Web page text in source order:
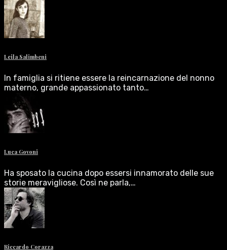
Leila Salimbeni
In famiglia si ritiene essere la reincarnazione del nonno
materno, grande appassionato tanto…
Luca Govoni
Ha sposato la cucina dopo essersi innamorato delle sue
storie meravigliose. Così ne parla,…
Riccardo Corazza